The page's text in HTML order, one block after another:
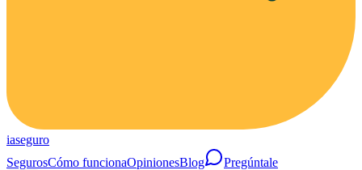
iaseguro
SegurosCómo funcionaOpinionesBlog Pregúntale